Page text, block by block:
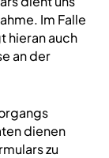
Im Falle
hieran auch
an der
dienen
zu